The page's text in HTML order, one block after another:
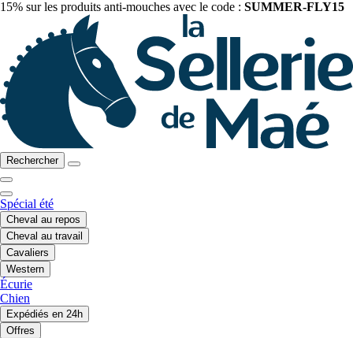
15% sur les produits anti-mouches avec le code : SUMMER-FLY15
Rechercher
Spécial été
Cheval au repos
Cheval au travail
Cavaliers
Western
Écurie
Chien
Expédiés en 24h
Offres